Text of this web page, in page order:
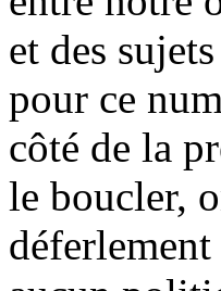
et des
pour ce
côté de la
le boucler,